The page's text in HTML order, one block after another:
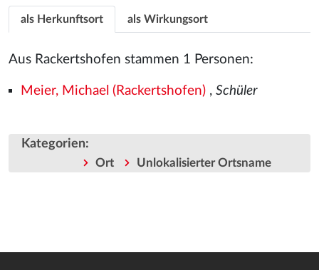
als Herkunftsort als Wirkungsort
Aus Rackertshofen stammen 1 Personen:
Meier, Michael (Rackertshofen), Schüler
Kategorien:
Ort Unlokalisierter Ortsname